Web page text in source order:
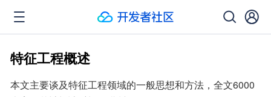
特征工程概述
本文主要谈及特征工程领域的一般思想和方法，全文6000